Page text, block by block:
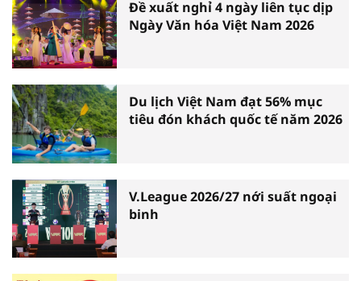
Đề xuất nghỉ 4 ngày liên tục dịp
Ngày Văn hóa Việt Nam 2026
Du lịch Việt Nam đạt 56% mục
tiêu đón khách quốc tế năm 2026
V.League 2026/27 nới suất ngoại
binh